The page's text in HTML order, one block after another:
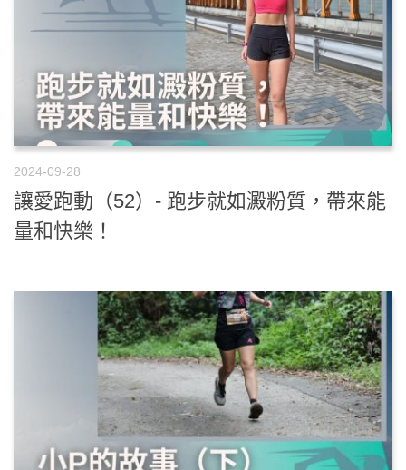
2024-09-28
讓愛跑動（52）- 跑步就如澱粉質，帶來能
量和快樂！